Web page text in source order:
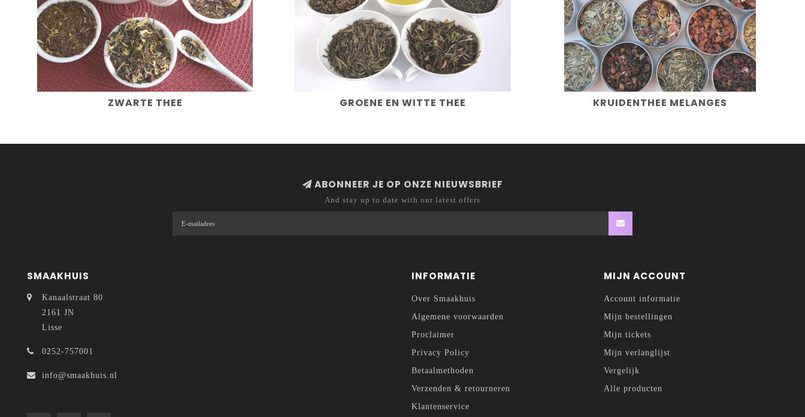
ZWARTE THEE GROENE EN WITTE THEE KRUIDENTHEE MELANGES
ABONNEER JE OP ONZE NIEUWSBRIEF
And stay up to date with our latest offers
SMAAKHUIS
Kanaalstraat 80
2161 JN
Lisse
0252-757001
info@smaakhuis.nl
INFORMATIE
Over Smaakhuis
Algemene voorwaarden
Proclaimer
Privacy Policy
Betaalmethoden
Verzenden & retourneren
Klantenservice
MIJN ACCOUNT
Account informatie
Mijn bestellingen
Mijn tickets
Mijn verlanglijst
Vergelijk
Alle producten